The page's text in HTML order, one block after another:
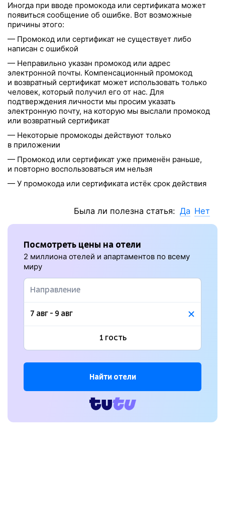
Иногда при вводе промокода или сертификата может
появиться сообщение об ошибке. Вот возможные
причины этого:
— Промокод или сертификат не существует либо
написан с ошибкой
— Неправильно указан промокод или адрес
электронной почты. Компенсационный промокод
и возвратный сертификат может использовать только
человек, который получил его от нас. Для
подтверждения личности мы просим указать
электронную почту, на которую мы выслали промокод
или возвратный сертификат
— Некоторые промокоды действуют только
в приложении
— Промокод или сертификат уже применён раньше,
и повторно воспользоваться им нельзя
— У промокода или сертификата истёк срок действия
Была ли полезна статья: Да Нет
Посмотреть цены на отели
2 миллиона отелей и апартаментов по всему
миру
Найти отели